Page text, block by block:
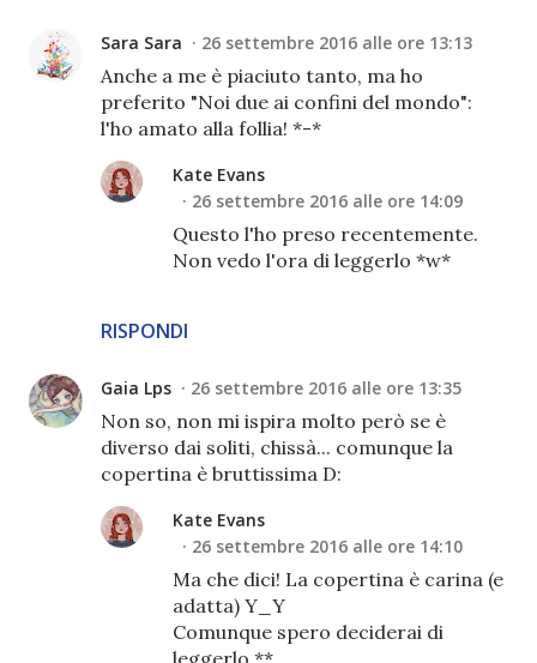
Sara Sara 26 settembre 2016 alle ore 13:13
Anche a me è piaciuto tanto, ma ho
preferito "Noi due ai confini del mondo":
l'ho amato alla follia! *-*
RISPONDI
Kate Evans
26 settembre 2016 alle ore 14:09
Questo l'ho preso recentemente.
Non vedo l'ora di leggerlo *w*
Gaia Lps 26 settembre 2016 alle ore 13:35
Non so, non mi ispira molto però se è
diverso dai soliti, chissà... comunque la
copertina è bruttissima D:
Kate Evans
26 settembre 2016 alle ore 14:10
Ma che dici! La copertina è carina (e
adatta) Y_Y
Comunque spero deciderai di
leggerlo **